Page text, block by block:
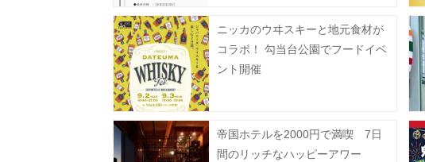
ニッカのウヰスキーと地元食材が
コラボ！ 勾当台公園でフードイベ
ント開催
帝国ホテルを2000円で満喫 7日
間のリッチなハッピーアワー